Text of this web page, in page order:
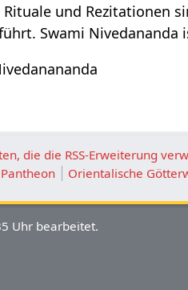
und Rezitationen
Swami Nivedananda
die die RSS-Erweiterung
Orientalische
Uhr bearbeitet.